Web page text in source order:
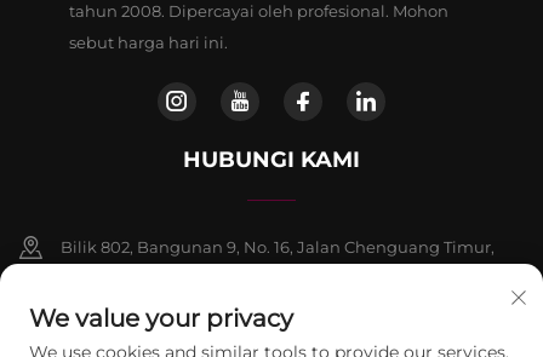
tahun 2008. Dipercayai oleh profesional. Mohon
sebut harga hari ini.
HUBUNGI KAMI
Bilik 802, Bangunan 9, No. 16, Jalan Chenguang Timur,
+86-13911459627
We value your privacy
We use cookies and similar tools to provide our services.